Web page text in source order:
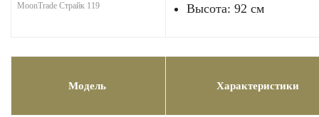
MoonTrade Страйк 119
Высота: 92 см
Модель Характеристики